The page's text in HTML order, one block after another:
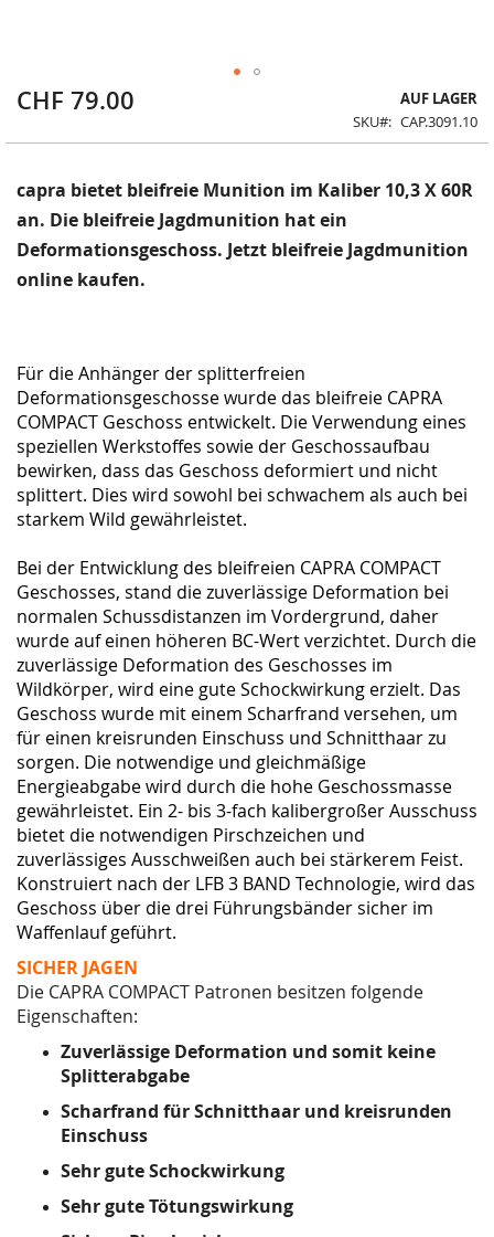
CHF 79.00
AUF LAGER
SKU
CAP.3091.10
capra bietet bleifreie Munition im Kaliber 10,3 X 60R
an. Die bleifreie Jagdmunition hat ein
Deformationsgeschoss. Jetzt bleifreie Jagdmunition
online kaufen.
Für die Anhänger der splitterfreien
Deformationsgeschosse wurde das bleifreie CAPRA
COMPACT Geschoss entwickelt. Die Verwendung eines
speziellen Werkstoffes sowie der Geschossaufbau
bewirken, dass das Geschoss deformiert und nicht
splittert. Dies wird sowohl bei schwachem als auch bei
starkem Wild gewährleistet.
Bei der Entwicklung des bleifreien CAPRA COMPACT
Geschosses, stand die zuverlässige Deformation bei
normalen Schussdistanzen im Vordergrund, daher
wurde auf einen höheren BC-Wert verzichtet. Durch die
zuverlässige Deformation des Geschosses im
Wildkörper, wird eine gute Schockwirkung erzielt. Das
Geschoss wurde mit einem Scharfrand versehen, um
für einen kreisrunden Einschuss und Schnitthaar zu
sorgen. Die notwendige und gleichmäßige
Energieabgabewird durch die hohe Geschossmasse
gewährleistet. Ein 2- bis 3-fach kalibergroßer Ausschuss
bietet die notwendigen Pirschzeichen und
zuverlässiges Ausschweißen auch bei stärkerem Feist.
Konstruiert nach der LFB 3 BAND Technologie, wird das
Geschoss über die drei Führungsbändersicher im
Waffenlauf geführt.
SICHER JAGEN
Die CAPRA COMPACT Patronen besitzen folgende
Eigenschaften:
Zuverlässige Deformation und somit keine
Splitterabgabe
Scharfrand für Schnitthaar und kreisrunden
Einschuss
Sehr gute Schockwirkung
Sehr gute Tötungswirkung
Zum